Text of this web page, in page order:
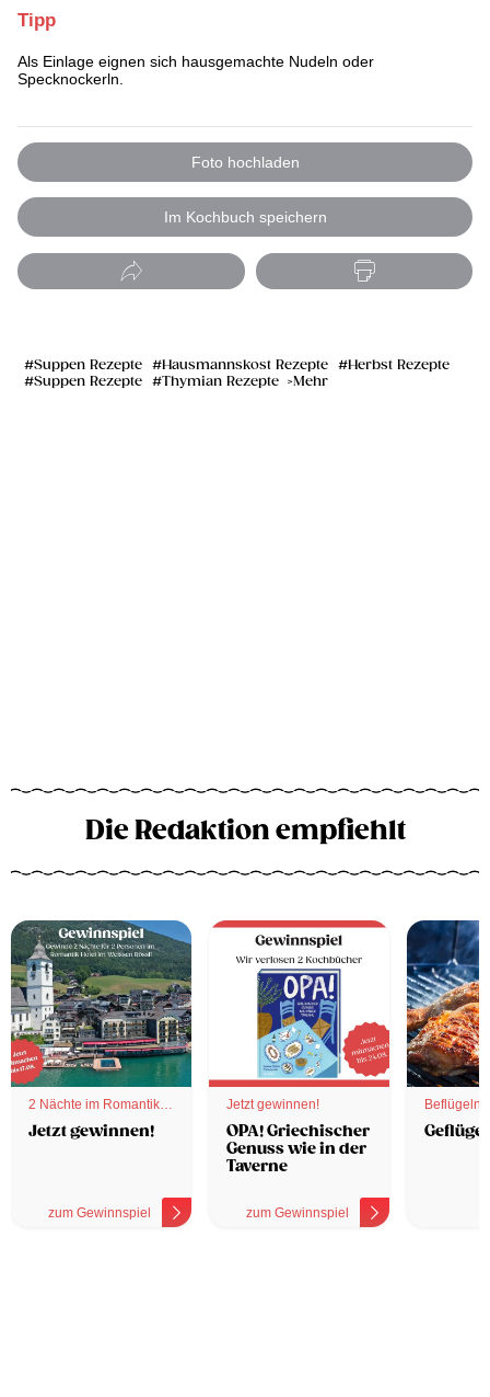
Tipp
Als Einlage eignen sich hausgemachte Nudeln oder
Specknockerln.
Foto hochladen
Im Kochbuch speichern
Suppen Rezepte Hausmannskost Rezepte
Herbst Rezepte
Suppen Rezepte
Thymian Rezepte Mehr
Die Redaktion empfiehlt
2 Nächte im Romantik
Hotel
Jetzt gewinnen!
zum Gewinnspiel
Jetzt gewinnen!
OPA! Griechischer
Genuss wie in der
Taverne
zum Gewinnspiel